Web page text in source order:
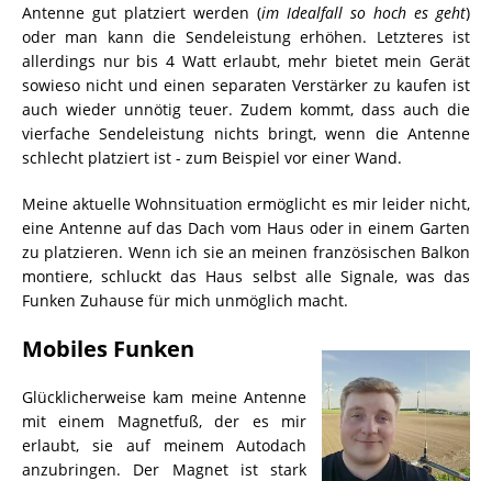
Antenne gut platziert werden (im Idealfall so hoch es geht)
oder man kann die Sendeleistung erhöhen. Letzteres ist
allerdings nur bis 4 Watt erlaubt, mehr bietet mein Gerät
sowieso nicht und einen separaten Verstärker zu kaufen ist
auch wieder unnötig teuer. Zudem kommt, dass auch die
vierfache Sendeleistung nichts bringt, wenn die Antenne
schlecht platziert ist - zum Beispiel vor einer Wand.
Meine aktuelle Wohnsituation ermöglicht es mir leider nicht,
eine Antenne auf das Dach vom Haus oder in einem Garten
zu platzieren. Wenn ich sie an meinen französischen Balkon
montiere, schluckt das Haus selbst alle Signale, was das
Funken Zuhause für mich unmöglich macht.
Mobiles Funken
Glücklicherweise kam meine Antenne
mit einem Magnetfuß, der es mir
erlaubt, sie auf meinem Autodach
anzubringen. Der Magnet ist stark